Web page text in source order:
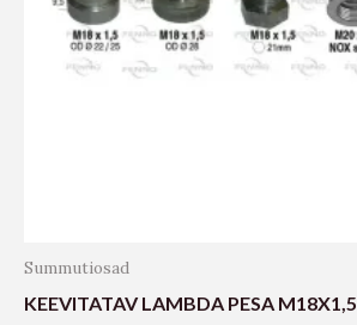
Summutiosad
KEEVITATAV LAMBDA PESA M18X1,5